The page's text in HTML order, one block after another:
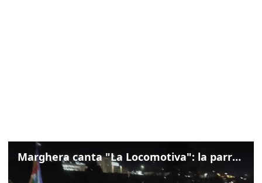
Marghera canta "La Locomotiva": la parrocchia della Cita ricorda Guccini